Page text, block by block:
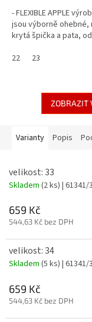
- FLEXIBLE APPLE
jsou výborně
krytá špička a pata,
22
23
ZOBRAZIT
Varianty Popis
velikost: 33
Skladem (2 ks) | 61341/
659 Kč
544,63 Kč bez DPH
velikost: 34
Skladem (5 ks) | 61341/
659 Kč
544,63 Kč bez DPH